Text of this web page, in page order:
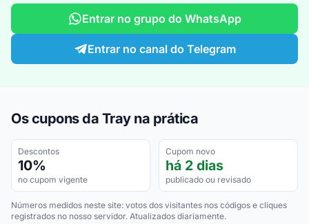
Entrar no grupo do WhatsApp
Entrar no canal do Telegram
Os cupons da Tray na prática
Descontos
10%
no cupom vigente
Cupom novo
há 2 dias
publicado ou revisado
Números medidos neste site: votos dos visitantes nos códigos e cliques
registrados no nosso servidor. Atualizados diariamente.